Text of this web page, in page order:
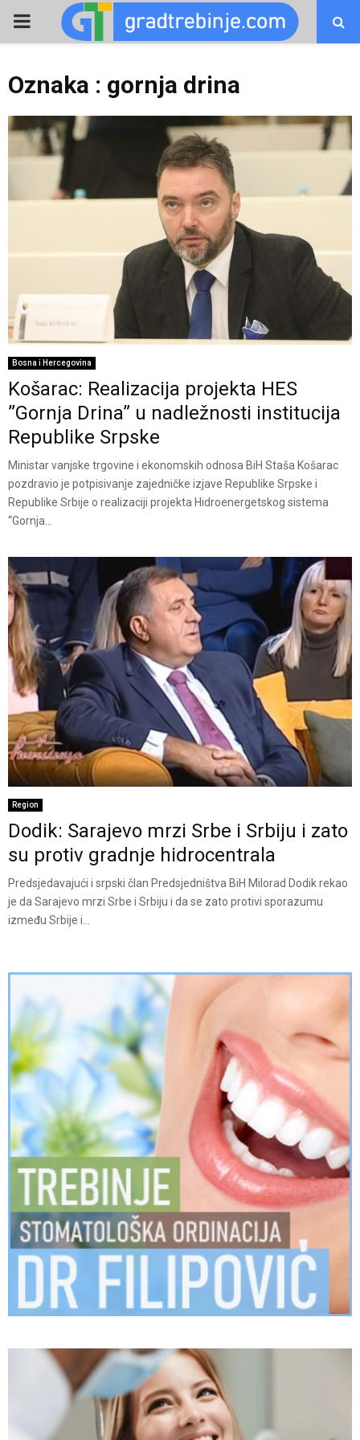
PRIMARY
Oznaka : gornja drina
Bosna i Hercegovina
Košarac: Realizacija projekta HES
”Gornja Drina” u nadležnosti institucija
Republike Srpske
Ministar vanjske trgovine i ekonomskih odnosa BiH Staša Košarac
pozdravio je potpisivanje zajedničke izjave Republike Srpske i
Republike Srbije o realizaciji projekta Hidroenergetskog sistema
“Gornja...
Region
Dodik: Sarajevo mrzi Srbe i Srbiju i zato
su protiv gradnje hidrocentrala
Predsjedavajući i srpski član Predsjedništva BiH Milorad Dodik rekao
je da Sarajevo mrzi Srbe i Srbiju i da se zato protivi sporazumu
između Srbije i...